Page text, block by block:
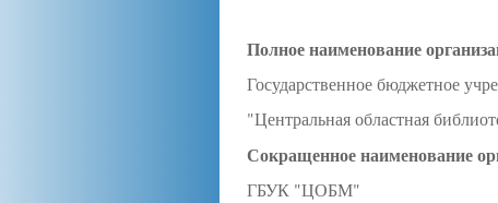
Полное наименование
Государственное бюджетное
"Центральная областная
Сокращенное наименование
ГБУК "ЦОБМ"